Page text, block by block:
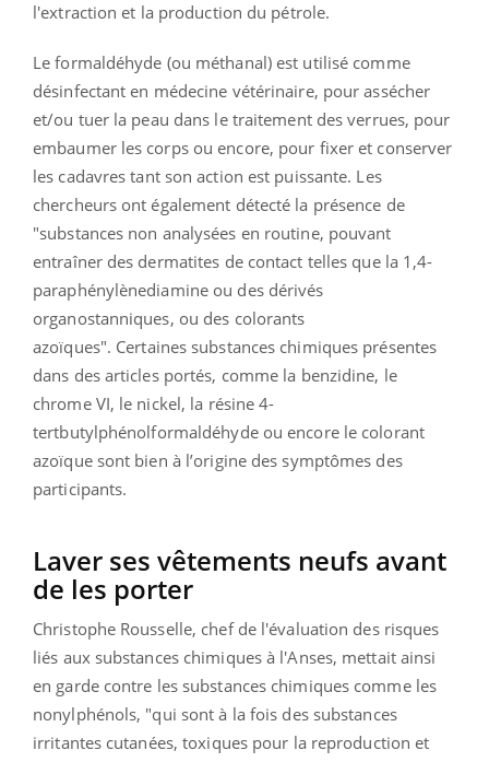
l'extraction et la production du pétrole.
Le formaldéhyde (ou méthanal) est utilisé comme
désinfectant en médecine vétérinaire, pour assécher
et/ou tuer la peau dans le traitement des verrues, pour
embaumer les corps ou encore, pour fixer et conserver
les cadavres tant son action est puissante. Les
chercheurs ont également détecté la présence de
"substances non analysées en routine, pouvant
entraîner des dermatites de contact telles que la 1,4-
paraphénylènediamine ou des dérivés
organostanniques, ou des colorants
azoïques". Certaines substances chimiques présentes
dans des articles portés, comme la benzidine, le
chrome VI, le nickel, la résine 4-
tertbutylphénolformaldéhyde ou encore le colorant
azoïque sont bien à l’origine des symptômes des
participants.
Laver ses vêtements neufs avant
de les porter
Christophe Rousselle, chef de l'évaluation des risques
liés aux substances chimiques à l'Anses, mettait ainsi
en garde contre les substances chimiques comme les
nonylphénols, "qui sont à la fois des substances
irritantes cutanées, toxiques pour la reproduction et